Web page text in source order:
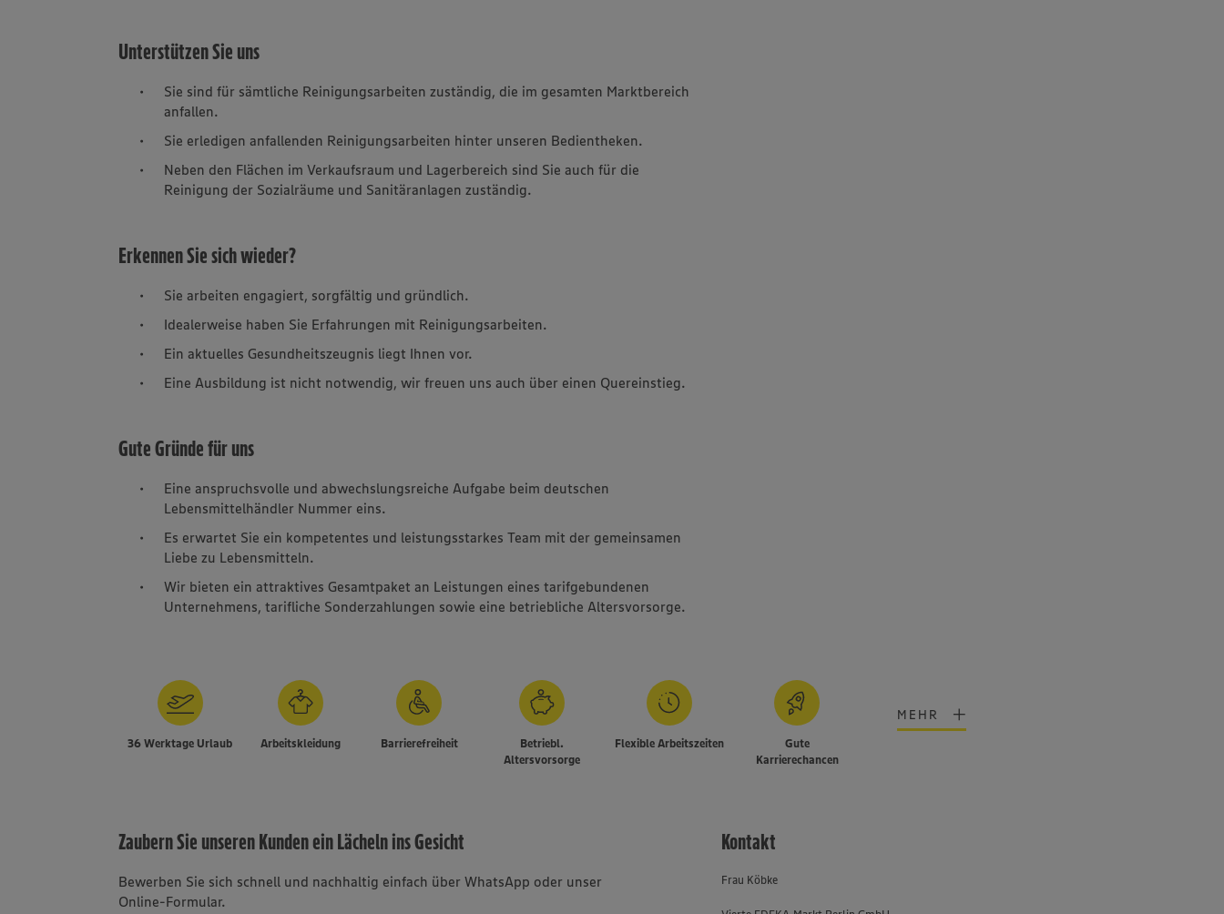
Unterstützen Sie uns
Sie sind für sämtliche Reinigungsarbeiten zuständig, die im gesamten Marktbereich
anfallen.
Sie erledigen anfallenden Reinigungsarbeiten hinter unseren Bedientheken.
Neben den Flächen im Verkaufsraum und Lagerbereich sind Sie auch für die
Reinigung der Sozialräume und Sanitäranlagen zuständig.
Erkennen Sie sich wieder?
Sie arbeiten engagiert, sorgfältig und gründlich.
Idealerweise haben Sie Erfahrungen mit Reinigungsarbeiten.
Ein aktuelles Gesundheitszeugnis liegt Ihnen vor.
Eine Ausbildung ist nicht notwendig, wir freuen uns auch über einen Quereinstieg.
Gute Gründe für uns
Eine anspruchsvolle und abwechslungsreiche Aufgabe beim deutschen
Lebensmittelhändler Nummer eins.
Es erwartet Sie ein kompetentes und leistungsstarkes Team mit der gemeinsamen
Liebe zu Lebensmitteln.
Wir bieten ein attraktives Gesamtpaket an Leistungen eines tarifgebundenen
Unternehmens, tarifliche Sonderzahlungen sowie eine betriebliche Altersvorsorge.
36 Werktage Urlaub Arbeitskleidung Barrierefreiheit
Betriebl.
Altersvorsorge
Flexible Arbeitszeiten
Gute
Karrierechancen
MEHR
Zaubern Sie unseren Kunden ein Lächeln ins Gesicht
Bewerben Sie sich schnell und nachhaltig einfach über WhatsApp oder unser
Online-Formular.
Kontakt
Frau Köbke